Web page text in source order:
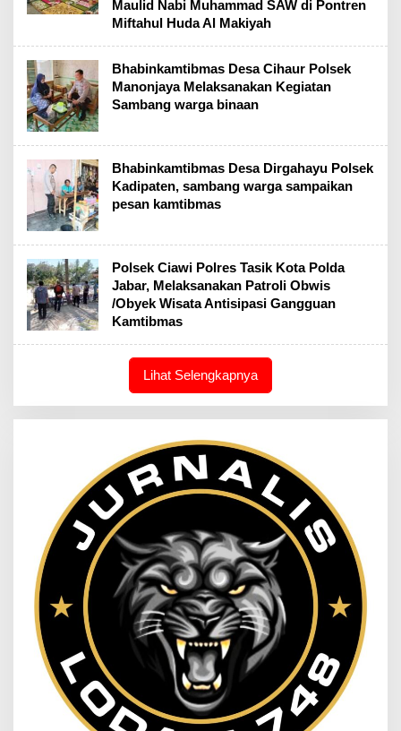
Maulid Nabi Muhammad SAW di Pontren
Miftahul Huda Al Makiyah
Bhabinkamtibmas Desa Cihaur Polsek
Manonjaya Melaksanakan Kegiatan
Sambang warga binaan
Bhabinkamtibmas Desa Dirgahayu Polsek
Kadipaten, sambang warga sampaikan
pesan kamtibmas
Polsek Ciawi Polres Tasik Kota Polda
Jabar, Melaksanakan Patroli Obwis
/Obyek Wisata Antisipasi Gangguan
Kamtibmas
Lihat Selengkapnya